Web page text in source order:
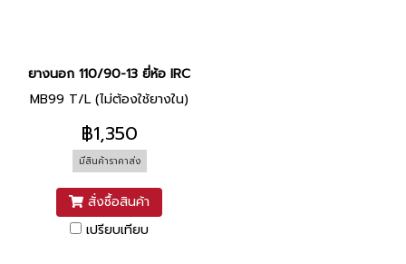
ยางนอก 110/90-13 ยี่ห้อ IRC
MB99 T/L (ไม่ต้องใช้ยางใน)
฿1,350
มีสินค้าราคาส่ง
สั่งซื้อสินค้า
เปรียบเทียบ